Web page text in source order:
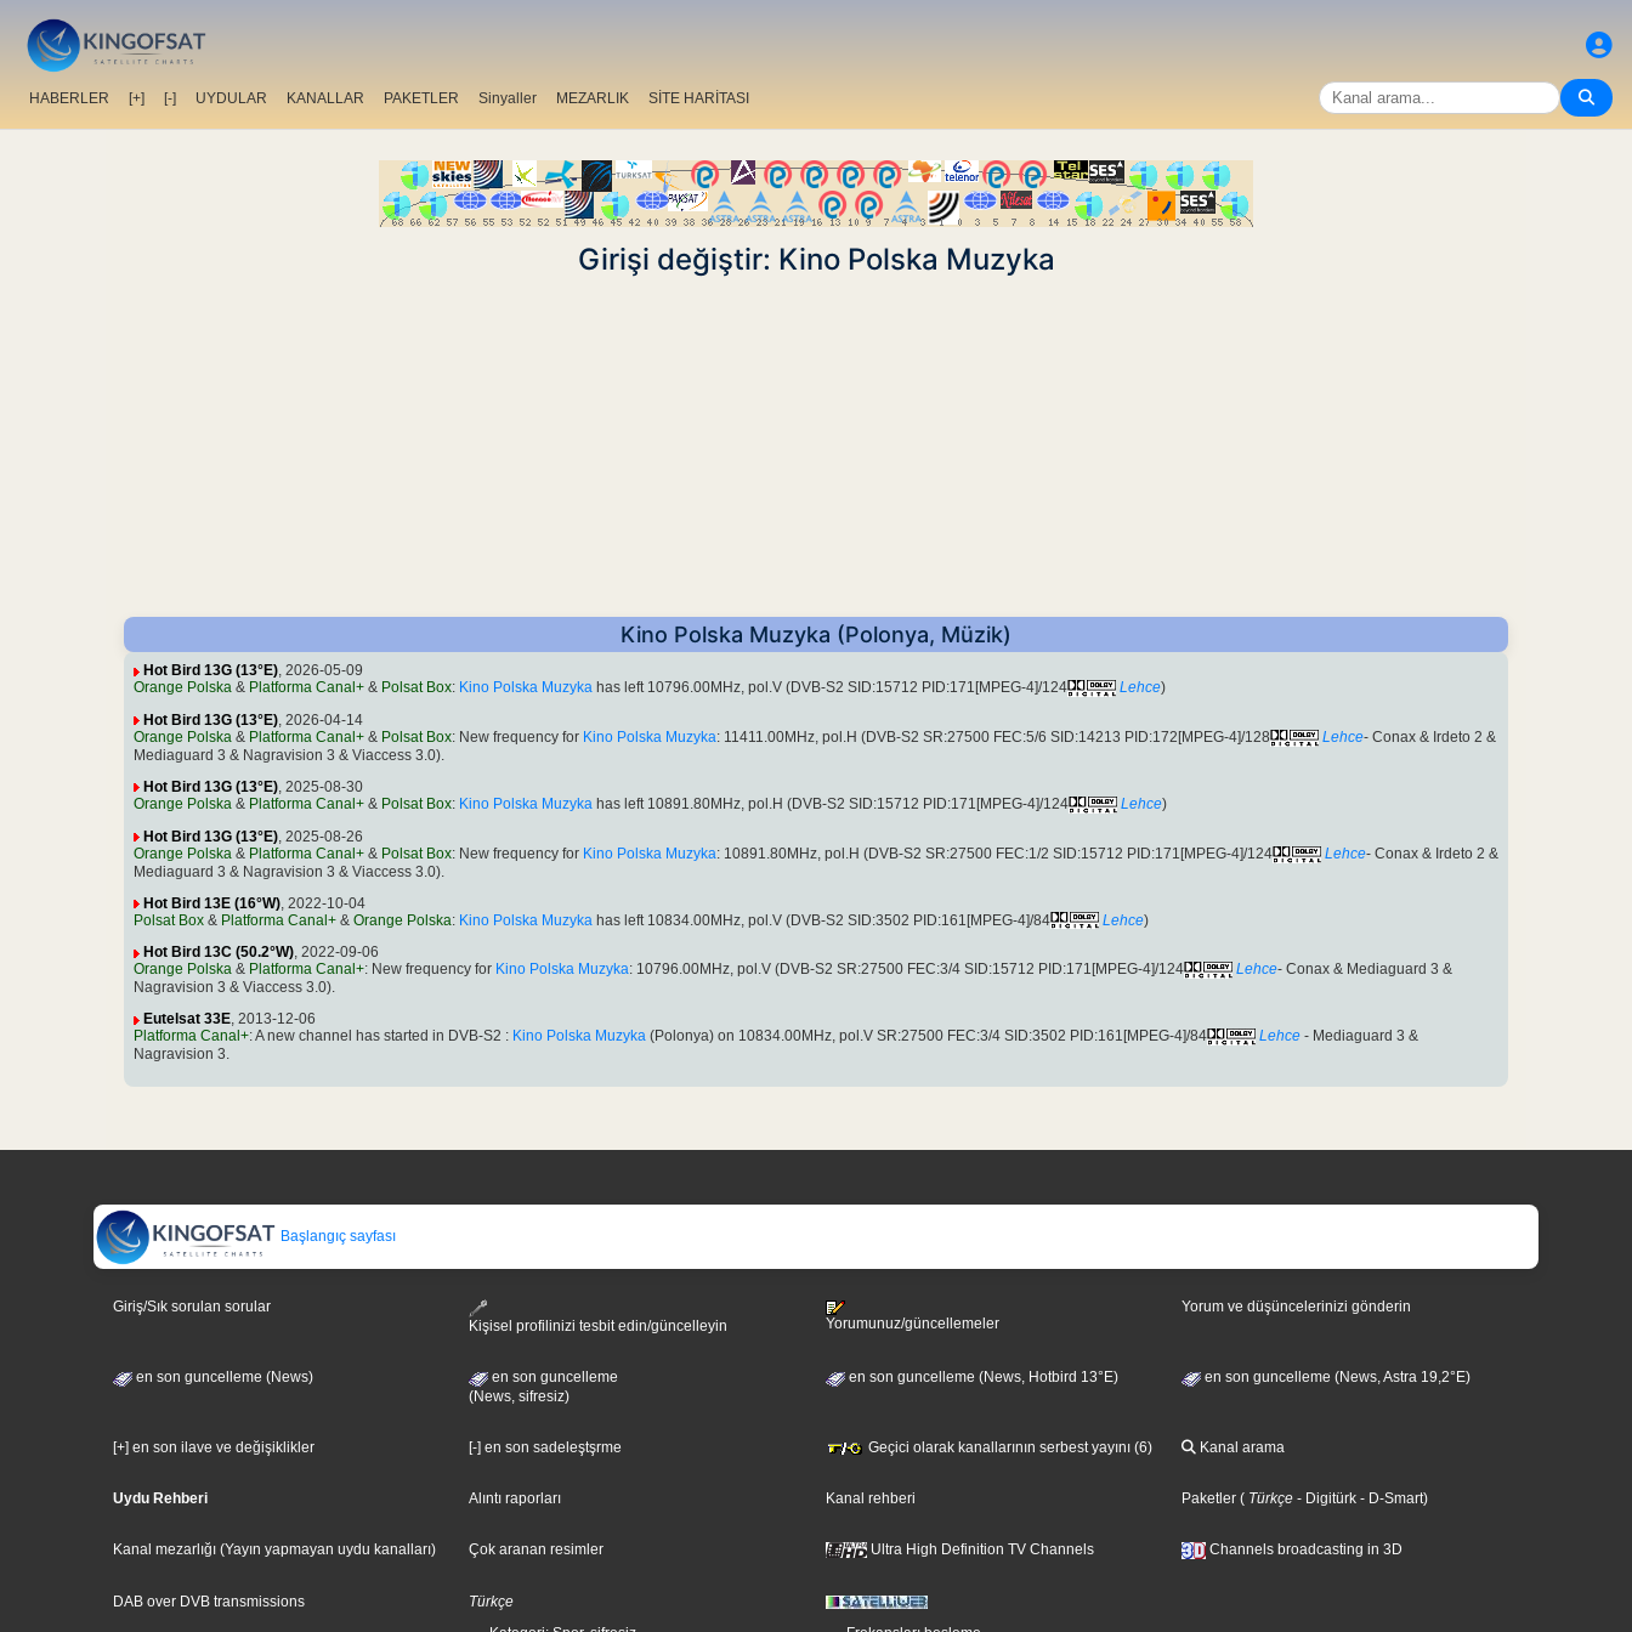
HABERLER [+] [-] UYDULAR KANALLAR PAKETLER Sinyaller MEZARLIK SİTE HARİTASI
Girişi değiştir: Kino Polska Muzyka
Kino Polska Muzyka (Polonya, Müzik)
Hot Bird 13G (13°E), 2026-05-09
Orange Polska & Platforma Canal+ & Polsat Box: Kino Polska Muzyka has left 10796.00MHz, pol.V (DVB-S2 SID:15712 PID:171[MPEG-4]/124 Lehce)
Hot Bird 13G (13°E), 2026-04-14
Orange Polska & Platforma Canal+ & Polsat Box: New frequency for Kino Polska Muzyka: 11411.00MHz, pol.H (DVB-S2 SR:27500 FEC:5/6 SID:14213 PID:172[MPEG-4]/128 Lehce- Conax & Irdeto 2 &
Mediaguard 3 & Nagravision 3 & Viaccess 3.0).
Hot Bird 13G (13°E), 2025-08-30
Orange Polska & Platforma Canal+ & Polsat Box: Kino Polska Muzyka has left 10891.80MHz, pol.H (DVB-S2 SID:15712 PID:171[MPEG-4]/124 Lehce)
Hot Bird 13G (13°E) , 2025-08-26
Orange Polska & Platforma Canal+ & Polsat Box: New frequency for Kino Polska Muzyka: 10891.80MHz, pol.H (DVB-S2 SR:27500 FEC:1/2 SID:15712 PID:171[MPEG-4]/124 Lehce- Conax & Irdeto 2 &
Mediaguard 3 & Nagravision 3 & Viaccess 3.0).
Hot Bird 13E (16°W) , 2022-10-04
Polsat Box & Platforma Canal+ & Orange Polska: Kino Polska Muzyka has left 10834.00MHz, pol.V (DVB-S2 SID:3502 PID:161[MPEG-4]/84 Lehce)
Hot Bird 13C (50.2°W), 2022-09-06
Orange Polska & Platforma Canal+: New frequency for Kino Polska Muzyka: 10796.00MHz, pol.V (DVB-S2 SR:27500 FEC:3/4 SID:15712 PID:171[MPEG-4]/124 Lehce- Conax & Mediaguard 3 &
Nagravision 3 & Viaccess 3.0).
Eutelsat 33E, 2013-12-06
Platforma Canal+: A new channel has started in DVB-S2 : Kino Polska Muzyka (Polonya) on 10834.00MHz, pol.V SR:27500 FEC:3/4 SID:3502 PID:161[MPEG-4]/84 Lehce - Mediaguard 3 &
Nagravision 3.
Başlangıç sayfası
Giriş/Sık sorulan sorular
Kişisel profilinizi tesbit edin/güncelleyin
Yorumunuz/güncellemeler
Yorum ve düşüncelerinizi gönderin
en son guncelleme (News)
en son guncelleme
(News, sifresiz)
en son guncelleme (News, Hotbird 13°E) en son guncelleme (News, Astra 19,2°E)
[+] en son ilave ve değişiklikler [-] en son sadeleştşrme Geçici olarak kanallarının serbest yayını (6) Kanal arama
Uydu Rehberi Alıntı raporları Kanal rehberi Paketler ( Türkçe - Digitürk - D-Smart)
Kanal mezarlığı (Yayın yapmayan uydu kanalları) Çok aranan resimler Ultra High Definition TV Channels Channels broadcasting in 3D
DAB over DVB transmissions
Türkçe